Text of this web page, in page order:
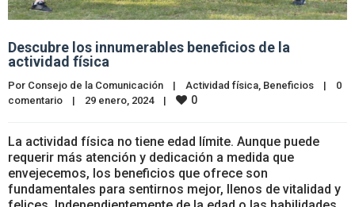
Descubre los innumerables beneficios de la
actividad física
Por Consejo de la Comunicación | Actividad física Beneficios |
0
comentario
| 29 enero, 2024 | 0
La actividad física no tiene edad límite. Aunque puede
requerir más atención y dedicación a medida que
envejecemos, los beneficios que ofrece son
fundamentales para sentirnos mejor, llenos de vitalidad y